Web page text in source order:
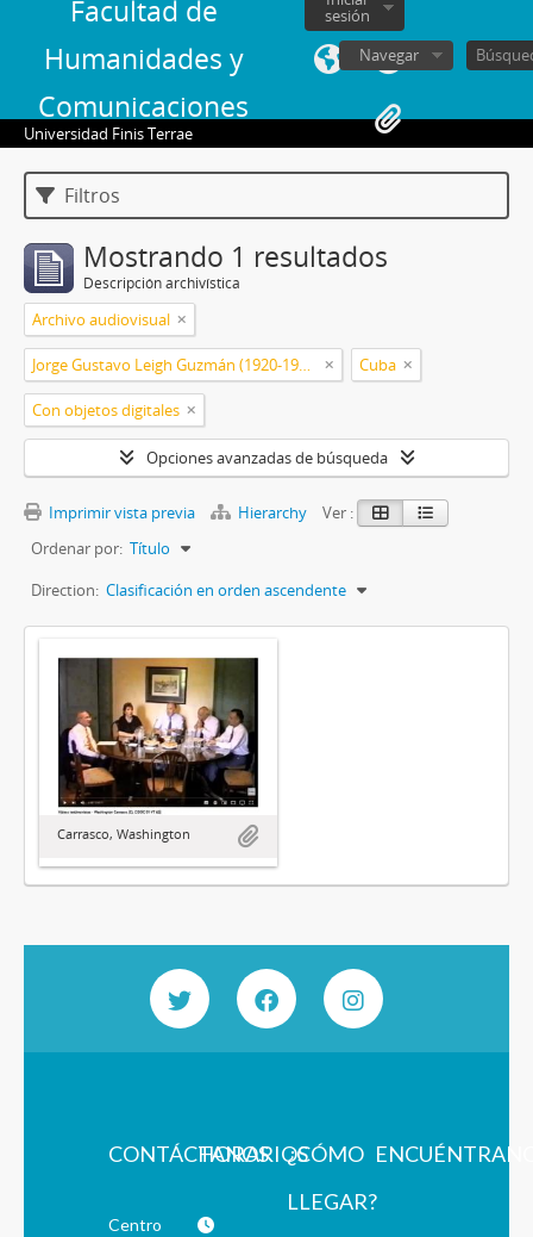
Facultad de
Humanidades y
Comunicaciones
sesión
Navegar
Universidad Finis Terrae
Filtros
Mostrando 1 resultados
Descripción archivística
Archivo audiovisual
Jorge Gustavo Leigh Guzmán (1920-1999) Cuba
Con objetos digitales
Opciones avanzadas de búsqueda
Imprimir vista previa Hierarchy
Ver :
Ordenar por: Título
Direction: Clasificación en orden ascendente
Carrasco, Washington
CONTÁCTANOS
Centro
HORARIOS¿CÓMO
LLEGAR?